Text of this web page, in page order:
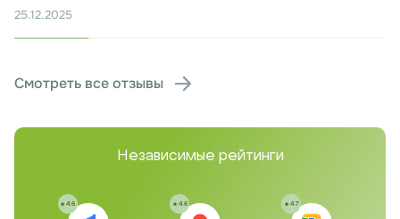
25.12.2025
Смотреть все отзывы
Независимые рейтинги
4.6 4.6 4.7